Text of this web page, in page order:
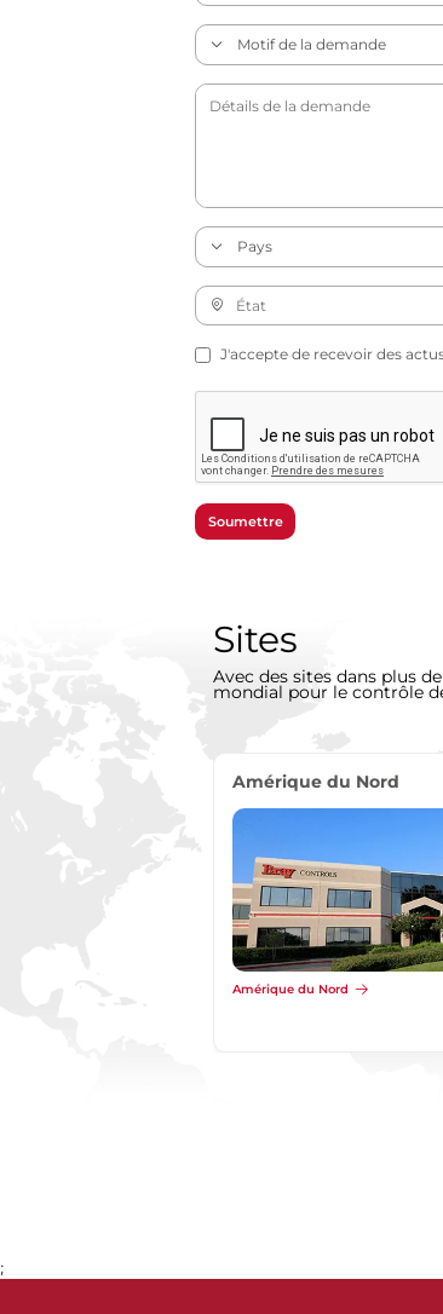
J'accepte de recevoir des
Soumettre
Sites
Avec des sites dans plus
mondial pour le contrôle
Asie
Asie
;